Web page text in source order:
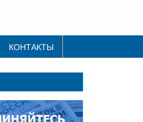
КОНТАКТЫ